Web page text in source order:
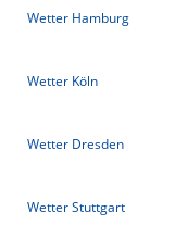
Wetter Hamburg
Wetter Köln
Wetter Dresden
Wetter Stuttgart